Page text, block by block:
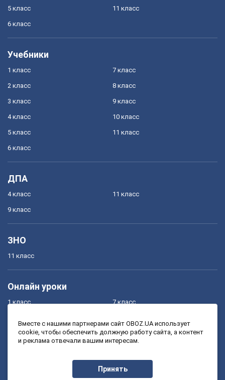
5 класс
6 класс
11 класс
Учебники
1 класс
2 класс
3 класс
4 класс
5 класс
6 класс
7 класс
8 класс
9 класс
10 класс
11 класс
ДПА
4 класс
9 класс
11 класс
ЗНО
11 класс
Онлайн уроки
1 класс
3 класс
7 класс
9 класс
Вместе с нашими партнерами сайт OBOZ.UA использует
cookie, чтобы обеспечить должную работу сайта, а контент
и реклама отвечали вашим интересам.
Принять